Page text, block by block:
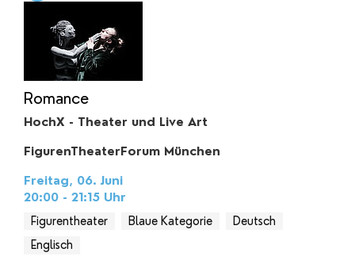
Romance
HochX - Theater und Live Art
FigurenTheaterForum München
Freitag, 06. Juni
20:00 - 21:15 Uhr
Figurentheater
Blaue Kategorie
Deutsch
Englisch